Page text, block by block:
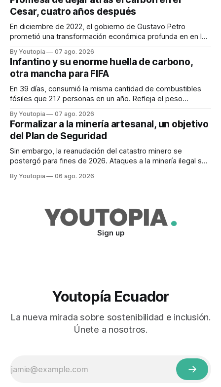
Cesar, cuatro años después
En diciembre de 2022, el gobierno de Gustavo Petro
prometió una transformación económica profunda en en la
By Youtopia 07 ago. 2026
Infantino y su enorme huella de carbono,
otra mancha para FIFA
En 39 días, consumió la misma cantidad de combustibles
fósiles que 217 personas en un año. Refleja el peso
By Youtopia 07 ago. 2026
Formalizar a la minería artesanal, un objetivo
del Plan de Seguridad
Sin embargo, la reanudación del catastro minero se
postergó para fines de 2026. Ataques a la minería ilegal se
By Youtopia 06 ago. 2026
Sign up
Youtopía Ecuador
La nueva mirada sobre sostenibilidad e inclusión.
Únete a nosotros.